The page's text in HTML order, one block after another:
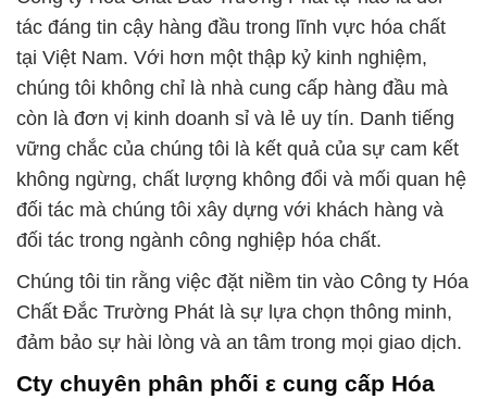
tác đáng tin cậy hàng đầu trong lĩnh vực hóa chất
tại Việt Nam. Với hơn một thập kỷ kinh nghiệm,
chúng tôi không chỉ là nhà cung cấp hàng đầu mà
còn là đơn vị kinh doanh sỉ và lẻ uy tín. Danh tiếng
vững chắc của chúng tôi là kết quả của sự cam kết
không ngừng, chất lượng không đổi và mối quan hệ
đối tác mà chúng tôi xây dựng với khách hàng và
đối tác trong ngành công nghiệp hóa chất.
Chúng tôi tin rằng việc đặt niềm tin vào Công ty Hóa
Chất Đắc Trường Phát là sự lựa chọn thông minh,
đảm bảo sự hài lòng và an tâm trong mọi giao dịch.
Cty chuyên phân phối ε cung cấp Hóa